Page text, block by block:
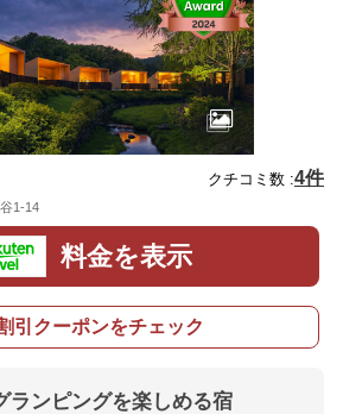
クチコミ数 :4件
1-14
料金を表示
引クーポンをチェック
ランピングを楽しめる宿